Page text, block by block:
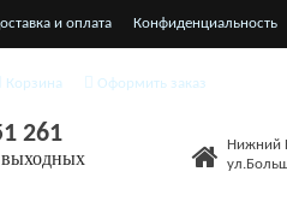
и оплата Конфиденциальность
Корзина Оформить заказ
261
выходных
Нижний